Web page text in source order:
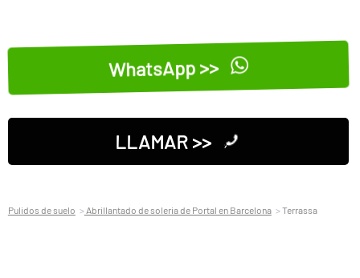
WhatsApp >>
LLAMAR >>
Pulidos de suelo Abrillantado de soleria de Portal en Barcelona Terrassa